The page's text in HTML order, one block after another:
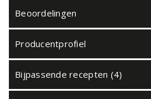
Beoordelingen
Producentprofiel
Bijpassende recepten (4)